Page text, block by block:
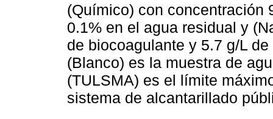
(Químico) con concentración
0.1% en el agua residual y
de biocoagulante y 5.7 g/L
(Blanco) es la muestra de
(TULSMA) es el límite
sistema de alcantarillado